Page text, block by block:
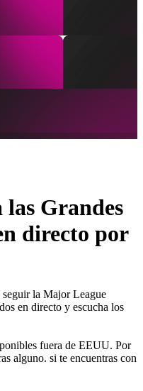
Grandes
directo por
la Major League
en directo y escucha los
fuera de EEUU. Por
alguno. si te encuentras con